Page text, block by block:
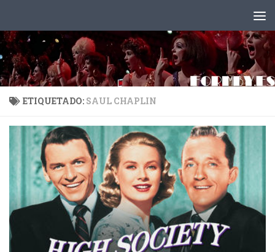
ETIQUETADO: SAUL CHAPLIN